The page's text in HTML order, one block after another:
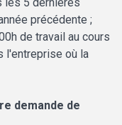
les 5 dernières
précédente ;
de travail au cours
l'entreprise où la
demande de